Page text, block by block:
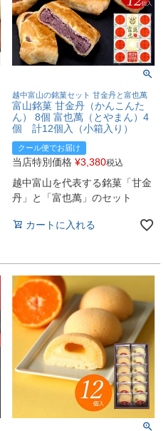
越中富山の銘菓セット 甘金丹と富也萬
富山銘菓 甘金丹（かんこんた
ん） 8個 富也萬（とやまん）4
個 計12個入（小箱入り）
クール便でお届け
当店特別価格 ¥3,380税込
越中富山を代表する銘菓「甘金
丹」と「富也萬」のセット
カートに入れる